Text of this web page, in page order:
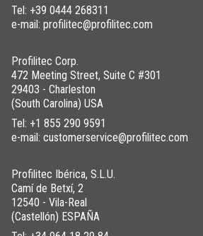
Tel: +39 0444 268311
e-mail: profilitec@profilitec.com
Profilitec Corp.
472 Meeting Street, Suite C #301
29403 - Charleston
(South Carolina) USA
Tel: +1 855 290 9591
e-mail: customerservice@profilitec.com
Profilitec Ibérica, S.L.U.
Camí de Betxí, 2
12540 - Vila-Real
(Castellón) ESPAÑA